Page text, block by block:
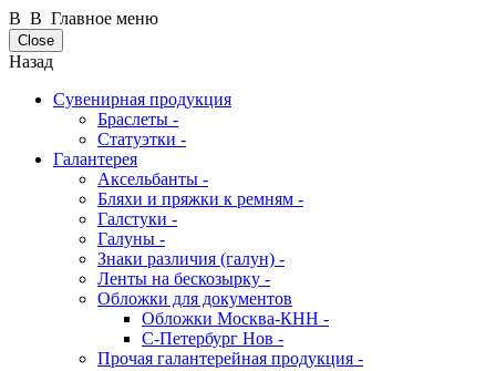
В В Главное меню
Close
Назад
Сувенирная продукция
Браслеты -
Статуэтки -
Галантерея
Аксельбанты -
Бляхи и пряжки к ремням -
Галстуки -
Галуны -
Знаки различия (галун) -
Ленты на бескозырку -
Обложки для документов
Обложки Москва-КНН -
С-Петербург Нов -
Прочая галантерейная продукция -